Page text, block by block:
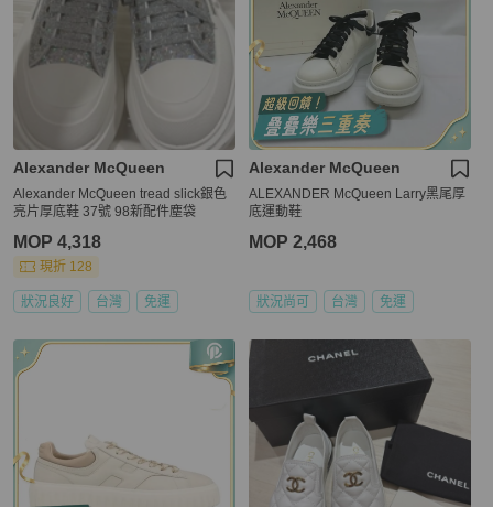
Alexander McQueen
Alexander McQueen tread slick銀色
亮片厚底鞋 37號 98新配件塵袋
MOP 4,318
現折 128
狀況良好 台灣 免運
Alexander McQueen
ALEXANDER McQueen Larry黑尾厚
底運動鞋
MOP 2,468
狀況尚可 台灣 免運